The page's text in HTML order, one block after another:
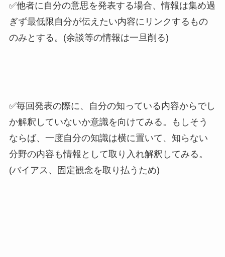
✅他者に自分の意思を発表する場合、情報は集め過
ぎず最低限自分が伝えたい内容にリンクするもの
のみとする。(余談等の情報は一旦削る)
✅毎回発表の際に、自分の知っている内容からでし
か解釈していないか意識を向けてみる。もしそう
ならば、一度自分の知識は横に置いて、知らない
分野の内容も情報として取り入れ解釈してみる。
(バイアス、固定観念を取り払うため)